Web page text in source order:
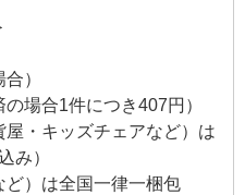
）
場合1件につき407円）
屋・キッズチェアなど）は
み）
ど）は全国一律一梱包